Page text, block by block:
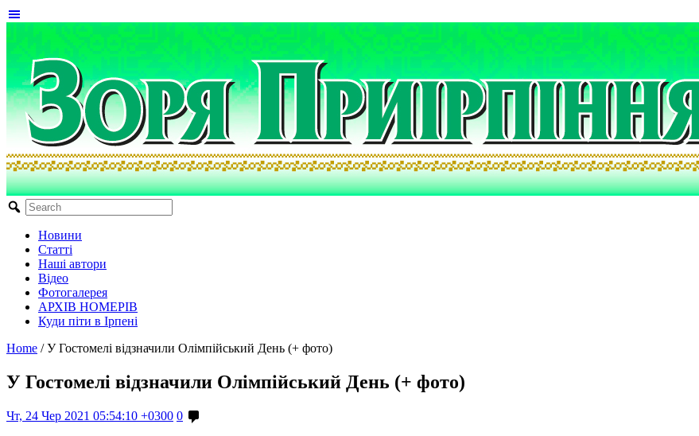
Новини
Статті
Наші автори
Відео
Фотогалерея
АРХІВ НОМЕРІВ
Куди піти в Ірпені
Home / У Гостомелі відзначили Олімпійський День (+ фото)
У Гостомелі відзначили Олімпійський День (+ фото)
Чт, 24 Чер 2021 05:54:10 +0300 0